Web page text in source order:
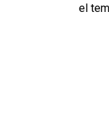
el